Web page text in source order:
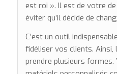
est roi ». Il est de votre
éviter qu’il décide de
C’est un outil
fidéliser vos clients. Ainsi,
prendre plusieurs